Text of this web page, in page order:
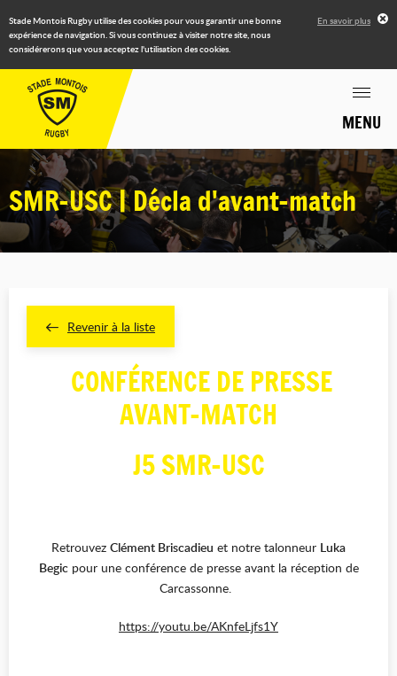
Stade Montois Rugby utilise des cookies pour vous garantir une bonne
expérience de navigation. Si vous continuez à visiter notre site, nous
considérerons que vous acceptez l'utilisation des cookies.
En savoir plus
MENU
SMR-USC | Décla d'avant-match
Revenir à la liste
CONFÉRENCE DE PRESSE
AVANT-MATCH
J5 SMR-USC
Retrouvez Clément Briscadieu et notre talonneur Luka
Begicpour une conférence de presse avant la réception de
Carcassonne.
https://youtu.be/AKnfeLjfs1Y